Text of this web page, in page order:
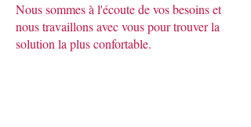
Nous sommes à l'écoute de vos besoins et
nous travaillons avec vous pour trouver la
solution la plus confortable.